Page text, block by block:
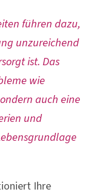
führen dazu,
unzureichend
ist. Das
wie
auch eine
und
Ihre